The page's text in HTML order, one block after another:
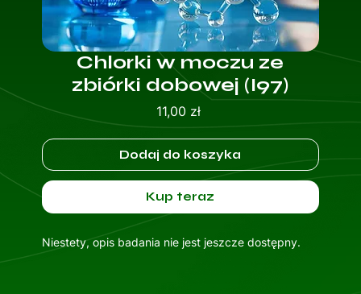
Chlorki w moczu ze
zbiórki dobowej (I97)
11,00 złCena
Dodaj do koszyka
Kup teraz
Niestety, opis badania nie jest jeszcze dostępny.